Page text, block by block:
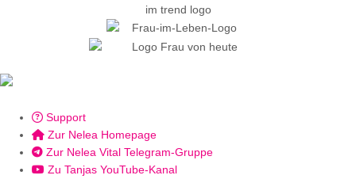
Support
Zur Nelea Homepage
Zur Nelea Vital Telegram-Gruppe
Zu Tanjas YouTube-Kanal